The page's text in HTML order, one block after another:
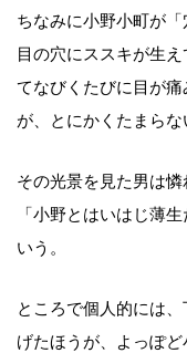
ちなみに小野小町が
目の穴にススキが生
てなびくたびに目が
が、とにかくたまらな
その光景を見た男は憐
「小野とはいはじ薄
いう。
ところで個人的には
げたほうが、よっぽ